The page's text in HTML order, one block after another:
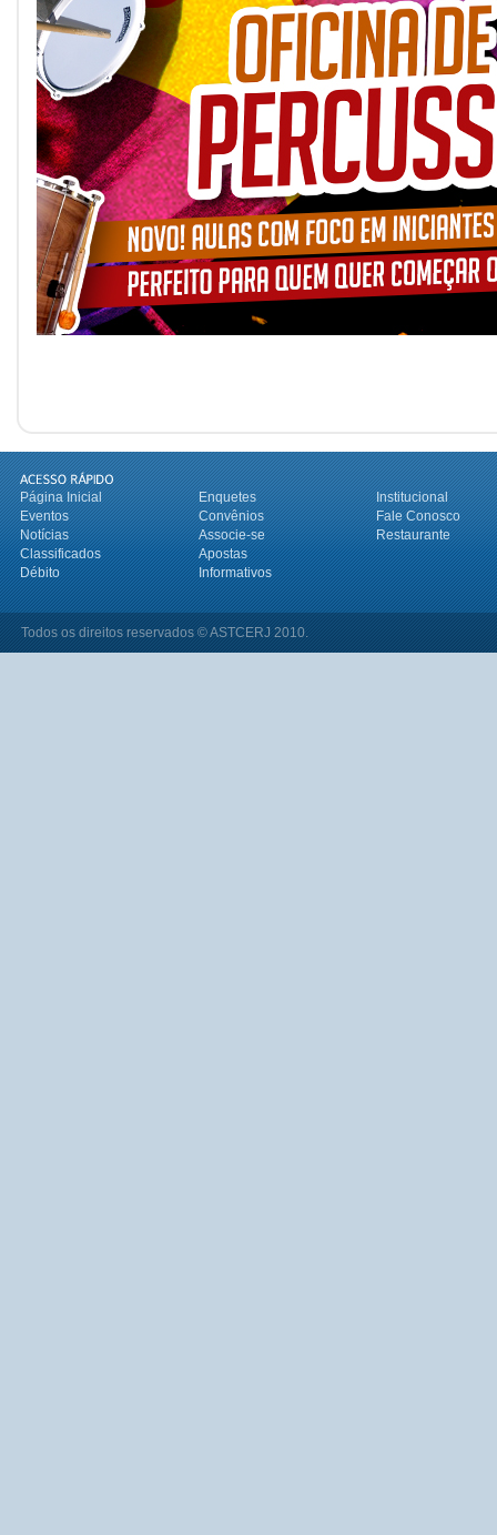
Página Inicial Enquetes
Institucional
Eventos
Convênios
Fale Conosco
Notícias
Associe-se
Restaurante
Classificados
Apostas
Débito
Informativos
Todos os direitos reservados © ASTCERJ 2010.